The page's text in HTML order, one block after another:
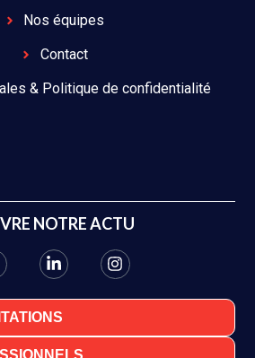
Nos équipes
Contact
& Politique de confidentialité
NOTRE ACTU